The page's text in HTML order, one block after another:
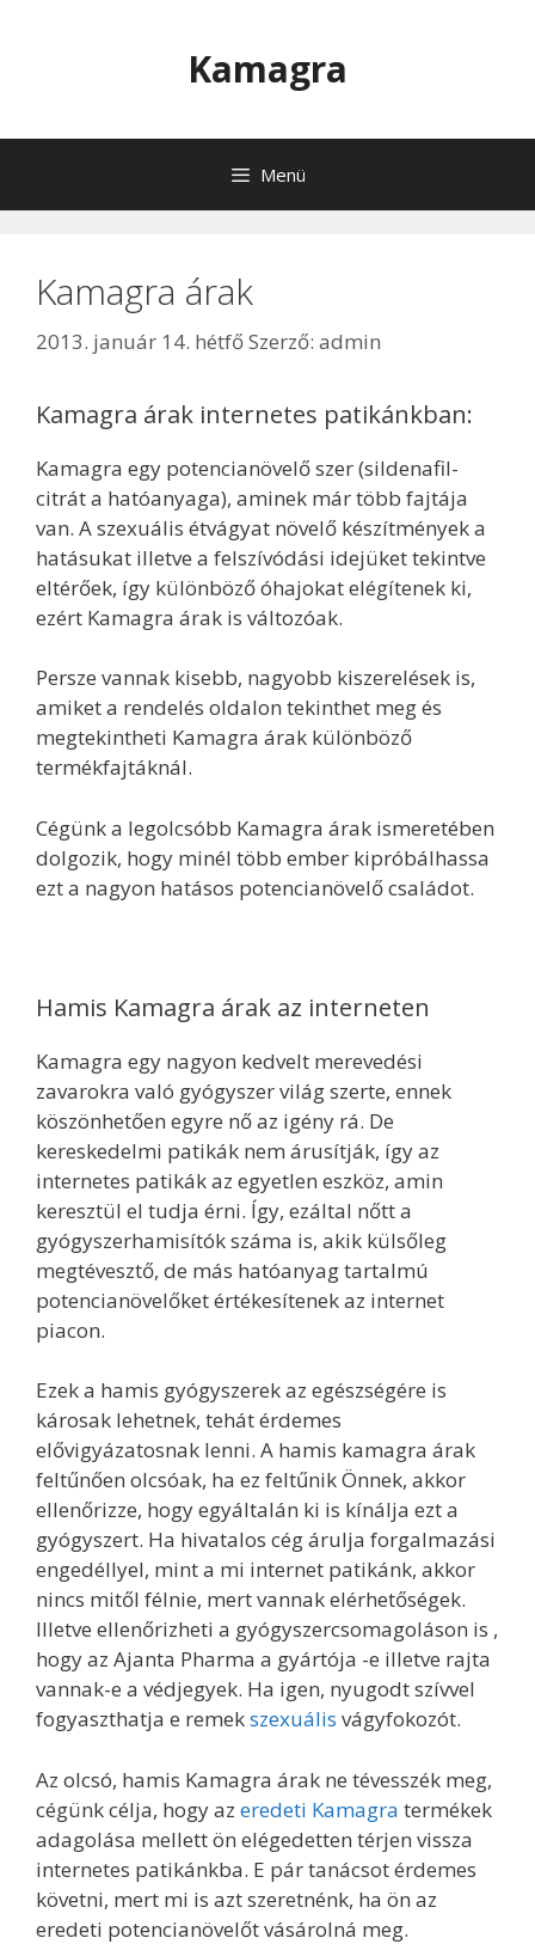
Kamagra
Menü
Kamagra árak
2013. január 14. hétfőSzerző: admin
Kamagra árak internetes patikánkban:
Kamagra egy potencianövelő szer (sildenafil-
citrát a hatóanyaga), aminek már több fajtája
van. A szexuális étvágyat növelő készítmények a
hatásukat illetve a felszívódási idejüket tekintve
eltérőek, így különböző óhajokat elégítenek ki,
ezért Kamagra árak is változóak.
Persze vannak kisebb, nagyobb kiszerelések is,
amiket a rendelés oldalon tekinthet meg és
megtekintheti Kamagra árak különböző
termékfajtáknál.
Cégünk a legolcsóbb Kamagra árak ismeretében
dolgozik, hogy minél több ember kipróbálhassa
ezt a nagyon hatásos potencianövelő családot.
Hamis Kamagra árak az interneten
Kamagra egy nagyon kedvelt merevedési
zavarokra való gyógyszer világ szerte, ennek
köszönhetően egyre nő az igény rá. De
kereskedelmi patikák nem árusítják, így az
internetes patikák az egyetlen eszköz, amin
keresztül el tudja érni. Így, ezáltal nőtt a
gyógyszerhamisítók száma is, akik külsőleg
megtévesztő, de más hatóanyag tartalmú
potencianövelőket értékesítenek az internet
piacon.
Ezek a hamis gyógyszerek az egészségére is
károsak lehetnek, tehát érdemes
elővigyázatosnak lenni. A hamis kamagra árak
feltűnően olcsóak, ha ez feltűnik Önnek, akkor
ellenőrizze, hogy egyáltalán ki is kínálja ezt a
gyógyszert. Ha hivatalos cég árulja forgalmazási
engedéllyel, mint a mi internet patikánk, akkor
nincs mitől félnie, mert vannak elérhetőségek.
Illetve ellenőrizheti a gyógyszercsomagoláson is ,
hogy az Ajanta Pharma a gyártója -e illetve rajta
vannak-e a védjegyek. Ha igen, nyugodt szívvel
fogyaszthatja e remekszexuális vágyfokozót.
Az olcsó, hamis Kamagra árak ne tévesszék meg,
cégünk célja, hogy az eredeti Kamagra termékek
adagolása mellett ön elégedetten térjen vissza
internetes patikánkba. E pár tanácsot érdemes
követni, mert mi is azt szeretnénk, ha ön az
eredeti potencianövelőt vásárolná meg.